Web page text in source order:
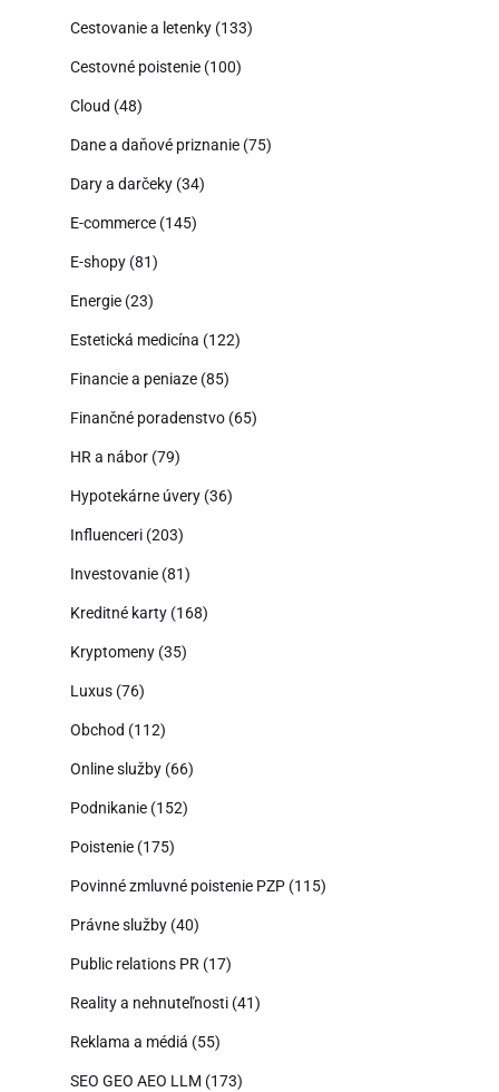
Cestovanie a letenky (133)
Cestovné poistenie (100)
Cloud (48)
Dane a daňové priznanie (75)
Dary a darčeky (34)
E-commerce (145)
E-shopy (81)
Energie (23)
Estetická medicína (122)
Financie a peniaze (85)
Finančné poradenstvo (65)
HR a nábor (79)
Hypotekárne úvery (36)
Influenceri (203)
Investovanie (81)
Kreditné karty (168)
Kryptomeny (35)
Luxus (76)
Obchod (112)
Online služby (66)
Podnikanie (152)
Poistenie (175)
Povinné zmluvné poistenie PZP (115)
Právne služby (40)
Public relations PR (17)
Reality a nehnuteľnosti (41)
Reklama a médiá (55)
SEO GEO AEO LLM (173)